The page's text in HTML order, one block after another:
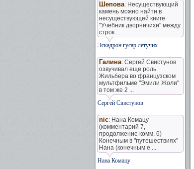
Шепова: Несуществующий
камень можно найти в
несуществующей книге
"Учебник дворничихи" между
строк ...
Эскадрон гусар летучих
Галина: Сергей Свистунов
озвучивал еще роль
Жильбера во французском
мультфильме "Эмили Жоли"
в том же 2 ...
Сергей Свистунов
nic: Нана Комацу
(комментарий 7,
продолжение комм. 6)
Конечным в "путешествиях"
Нана (конечным е ...
Нана Комацу